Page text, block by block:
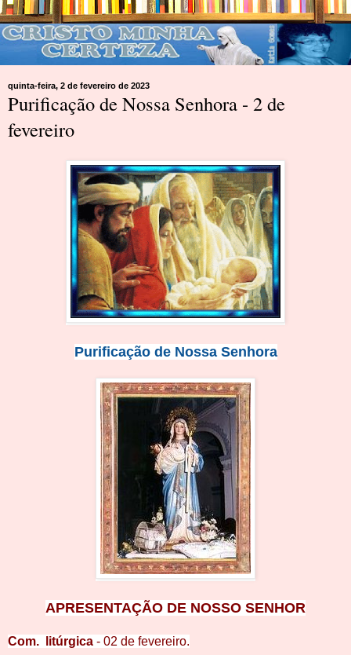
quinta-feira, 2 de fevereiro de 2023
Purificação de Nossa Senhora - 2 de
fevereiro
Purificação de Nossa Senhora
APRESENTAÇÃO DE NOSSO SENHOR
Com. litúrgica - 02 de fevereiro.